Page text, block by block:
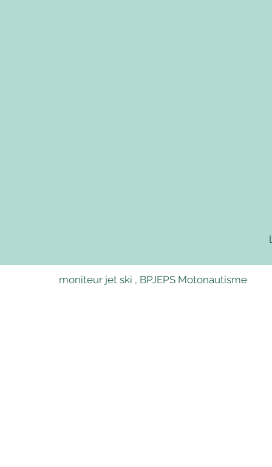
moniteur jet ski , BPJEPS Motonautisme